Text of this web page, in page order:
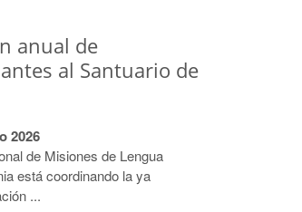
anual de
al Santuario de
2026
de Misiones de Lengua
está coordinando la ya
...